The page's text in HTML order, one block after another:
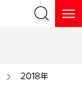
2018年